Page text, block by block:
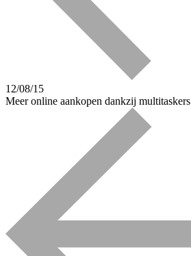
12/08/15
Meer online aankopen dankzij multitaskers